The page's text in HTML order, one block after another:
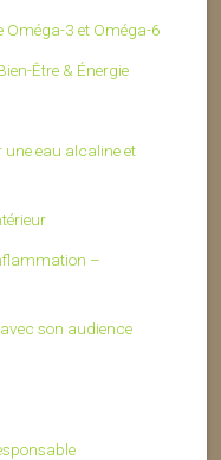
Oméga-3 et Oméga-6
Être & Énergie
eau alcaline et
–
son audience